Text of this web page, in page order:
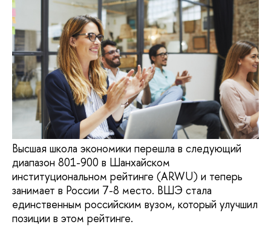
Высшая школа экономики перешла в следующий
диапазон 801-900 в Шанхайском
институциональном рейтинге (ARWU) и теперь
занимает в России 7-8 место. ВШЭ стала
единственным российским вузом, который улучшил
позиции в этом рейтинге.